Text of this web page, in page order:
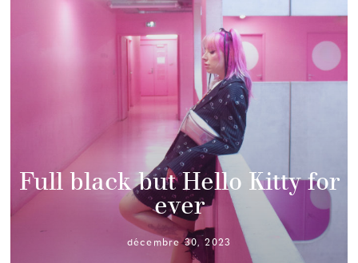
Full black but Hello Kitty for
ever
décembre 30, 2023